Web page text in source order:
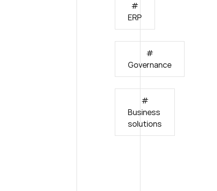
#
ERP
#
Governance
#
Business
solutions